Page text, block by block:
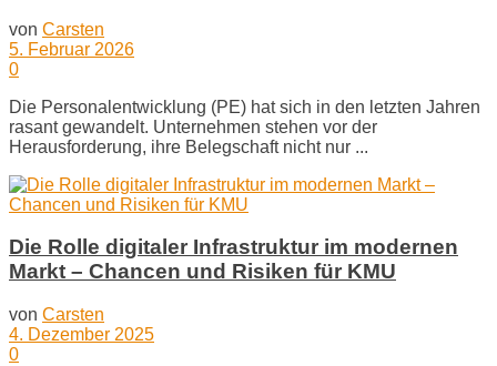
von Carsten
5. Februar 2026
0
Die Personalentwicklung (PE) hat sich in den letzten Jahren
rasant gewandelt. Unternehmen stehen vor der
Herausforderung, ihre Belegschaft nicht nur ...
Die Rolle digitaler Infrastruktur im modernen
Markt – Chancen und Risiken für KMU
von Carsten
4. Dezember 2025
0